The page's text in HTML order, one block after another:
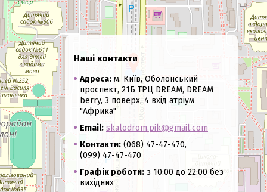
Наші контакти
Адреса: м. Київ, Оболонський
проспект, 21Б ТРЦ DREAM, DREAM
berry, 3 поверх, 4 вхід атріум
"Африка"
Email: skalodrom.pik@gmail.com
Контакти: (068) 47-47-470,
(099) 47-47-470
Графік роботи: з 10:00 до 22:00 без
вихідних